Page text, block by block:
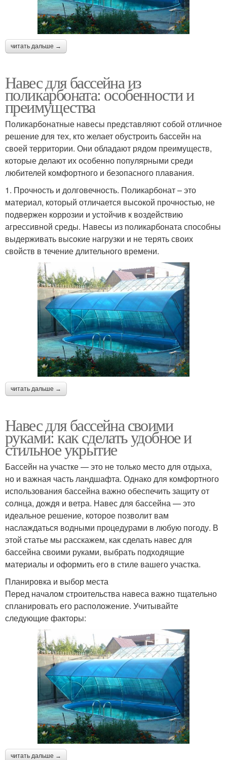
читать дальше →
Навес для бассейна из
поликарбоната: особенности и
преимущества
Поликарбонатные навесы представляют собой отличное
решение для тех, кто желает обустроить бассейн на
своей территории. Они обладают рядом преимуществ,
которые делают их особенно популярными среди
любителей комфортного и безопасного плавания.
1. Прочность и долговечность. Поликарбонат – это
материал, который отличается высокой прочностью, не
подвержен коррозии и устойчив к воздействию
агрессивной среды. Навесы из поликарбоната способны
выдерживать высокие нагрузки и не терять своих
свойств в течение длительного времени.
читать дальше →
Навес для бассейна своими
руками: как сделать удобное и
стильное укрытие
Бассейн на участке — это не только место для отдыха,
но и важная часть ландшафта. Однако для комфортного
использования бассейна важно обеспечить защиту от
солнца, дождя и ветра. Навес для бассейна — это
идеальное решение, которое позволит вам
наслаждаться водными процедурами в любую погоду. В
этой статье мы расскажем, как сделать навес для
бассейна своими руками, выбрать подходящие
материалы и оформить его в стиле вашего участка.
Планировка и выбор места
Перед началом строительства навеса важно тщательно
спланировать его расположение. Учитывайте
следующие факторы:
читать дальше →